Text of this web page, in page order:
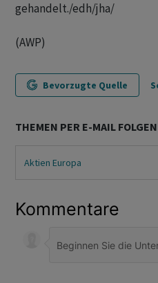
gehandelt./edh/jha/
(AWP)
Bevorzugte Quelle
THEMEN PER E-MAIL FOLGEN
Aktien Europa
Kommentare